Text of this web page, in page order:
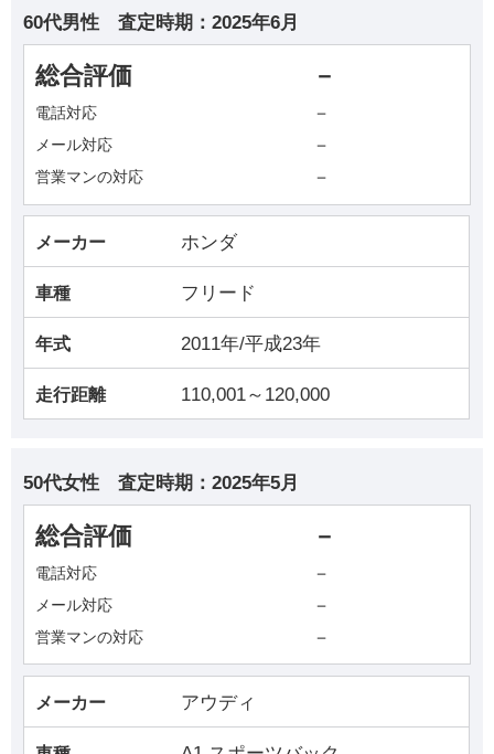
60代男性 査定時期： 2025年6月
総合評価 －
電話対応 －
メール対応 －
営業マンの対応 －
メーカー ホンダ
車種 フリード
年式 2011年/平成23年
走行距離 110,001～120,000
50代女性 査定時期： 2025年5月
総合評価 －
電話対応 －
メール対応 －
営業マンの対応 －
メーカー アウディ